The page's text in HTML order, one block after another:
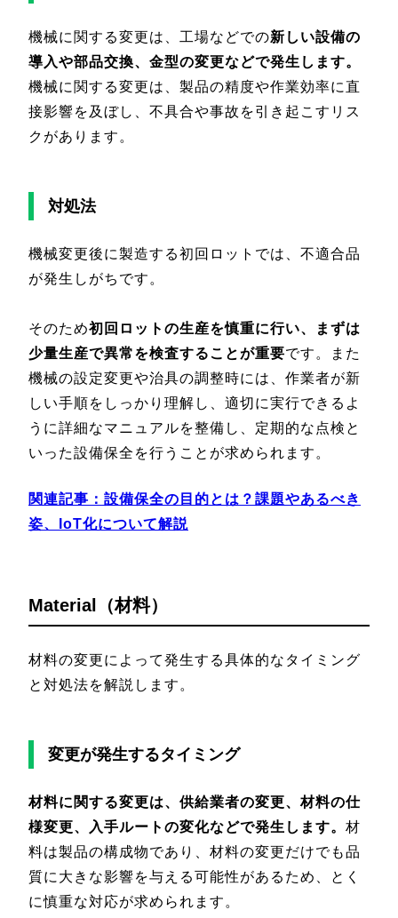
機械に関する変更は、工場などでの新しい設備の
導入や部品交換、金型の変更などで発生します。
機械に関する変更は、製品の精度や作業効率に直
接影響を及ぼし、不具合や事故を引き起こすリス
クがあります。
対処法
機械変更後に製造する初回ロットでは、不適合品
が発生しがちです。
そのため初回ロットの生産を慎重に行い、まずは
少量生産で異常を検査することが重要です。また
機械の設定変更や治具の調整時には、作業者が新
しい手順をしっかり理解し、適切に実行できるよ
うに詳細なマニュアルを整備し、定期的な点検と
いった設備保全を行うことが求められます。
関連記事： 設備保全の目的とは？課題やあるべき
姿、IoT化について解説
Material（材料）
材料の変更によって発生する具体的なタイミング
と対処法を解説します。
変更が発生するタイミング
材料に関する変更は、供給業者の変更、材料の仕
様変更、入手ルートの変化などで発生します。 材
料は製品の構成物であり、材料の変更だけでも品
質に大きな影響を与える可能性があるため、とく
に慎重な対応が求められます。